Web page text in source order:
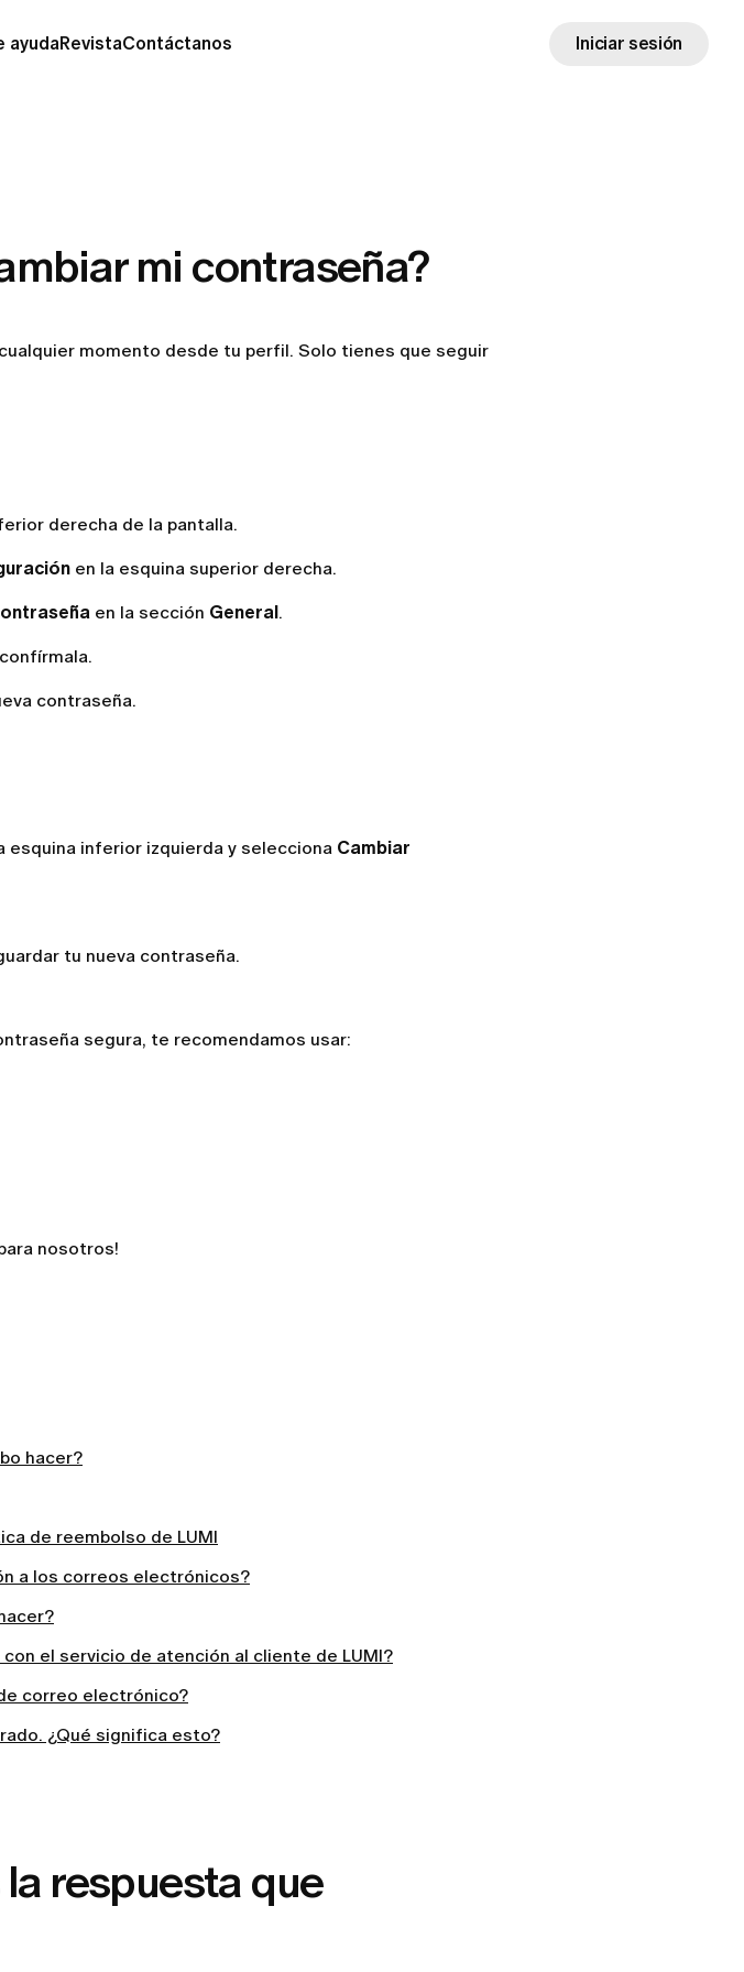
ayudaRevistaContáctanos Iniciar sesión
mi contraseña?
momento desde tu perfil. Solo tienes que seguir
derecha de la pantalla.
en la esquina superior derecha.
en la sección General.
contraseña.
esquina inferior izquierda y selecciona Cambiar
tu nueva contraseña.
segura, te recomendamos usar:
nosotros!
hacer?
de reembolso de LUMI
a los correos electrónicos?
el servicio de atención al cliente de LUMI?
correo electrónico?
¿Qué significa esto?
respuesta que